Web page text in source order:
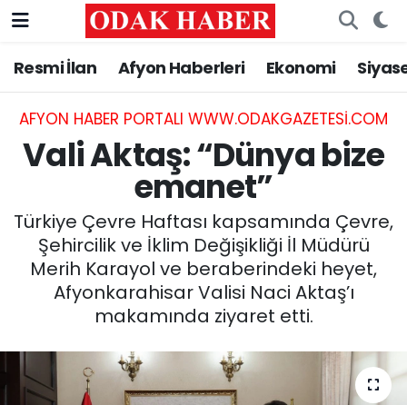
Resmi İlan Afyon Haberleri Ekonomi
AFYON HABER PORTALI WWW.ODAKGAZETESI.COM
Vali Aktaş: “Dünya bize
emanet”
Türkiye Çevre Haftası kapsamında Çevre,
Şehircilik ve İklim Değişikliği İl Müdürü
Merih Karayol ve beraberindeki heyet,
Afyonkarahisar Valisi Naci Aktaş’ı
makamında ziyaret etti.
AFYONKARAHİSAR HABERLERİ
Resmi İlan
ASAYİŞ
SİYASET
EĞİTİM
MAGAZİN
SAĞLIK
Nöbetçi Eczaneler
Hava Durumu
Trafik Durumu
Tüm Manşetler
Son Dakika Haberleri
Haber Arşivi